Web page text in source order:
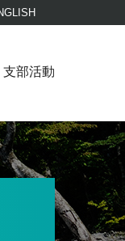
支部活動